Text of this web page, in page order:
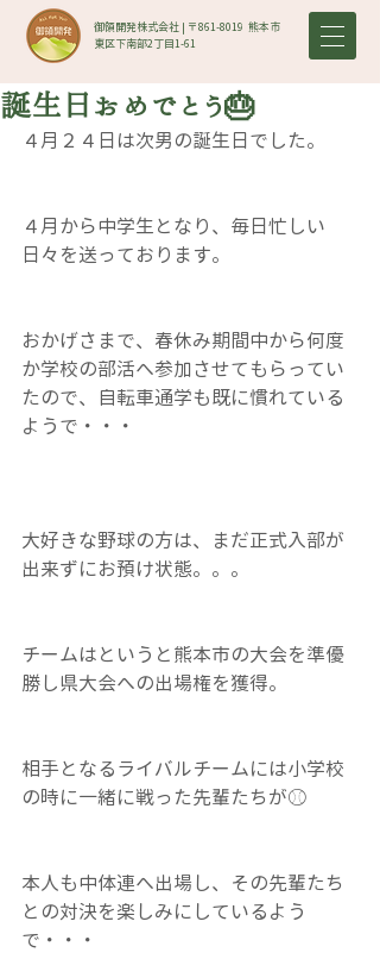
御領開発株式会社 | 〒861-8019​ 熊本市
東区下南部2丁目1-61
誕生日おめでとう🎂
４月２４日は次男の誕生日でした。
４月から中学生となり、毎日忙しい
日々を送っております。
おかげさまで、春休み期間中から何度
か学校の部活へ参加させてもらってい
たので、自転車通学も既に慣れている
ようで・・・
大好きな野球の方は、まだ正式入部が
出来ずにお預け状態。。。
チームはというと熊本市の大会を準優
勝し県大会への出場権を獲得。
相手となるライバルチームには小学校
の時に一緒に戦った先輩たちが⚾
本人も中体連へ出場し、その先輩たち
との対決を楽しみにしているよう
で・・・